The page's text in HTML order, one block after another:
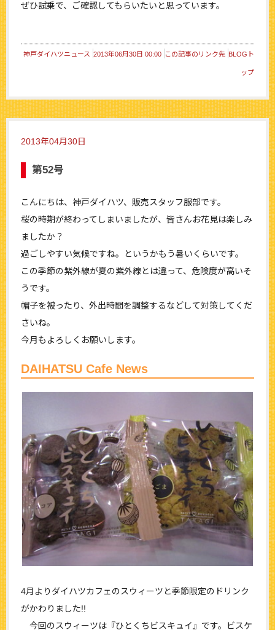
ぜひ試乗で、ご確認してもらいたいと思っています。
神戸ダイハツニュース 2013年06月30日 00:00 この記事のリンク先 BLOGト
ップ
2013年04月30日
第52号
こんにちは、神戸ダイハツ、販売スタッフ服部です。
桜の時期が終わってしまいましたが、皆さんお花見は楽しみ
ましたか？
過ごしやすい気候ですね。というかもう暑いくらいです。
この季節の紫外線が夏の紫外線とは違って、危険度が高いそ
うです。
帽子を被ったり、外出時間を調整するなどして対策してくだ
さいね。
今月もよろしくお願いします。
DAIHATSU Cafe News
4月よりダイハツカフェのスウィーツと季節限定のドリンク
がかわりました!!
今回のスウィーツは『ひとくちビスキュイ』です。ビスケ